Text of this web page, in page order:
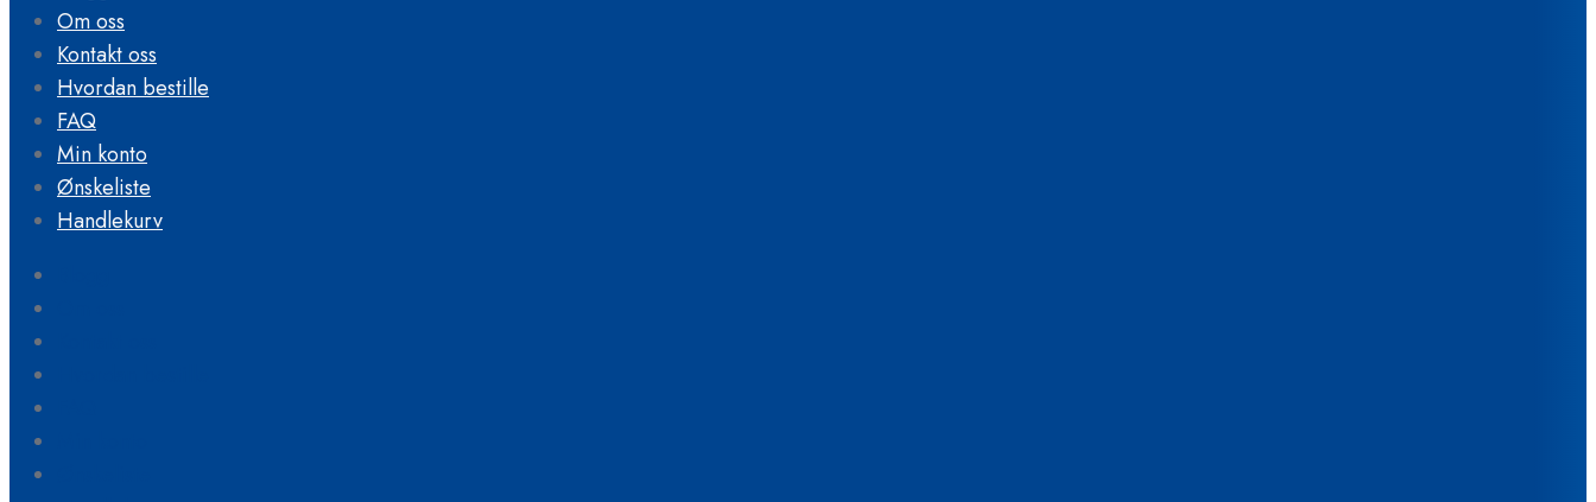
Om oss
Kontakt oss
Hvordan bestille
FAQ
Min konto
Ønskeliste
Handlekurv